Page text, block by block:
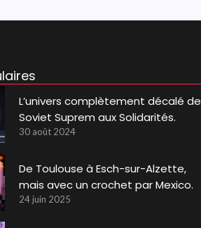
L’univers complètement décalé de
Soviet Suprem aux Solidarités.
30 août 2024
De Toulouse à Esch-sur-Alzette,
mais avec un crochet par Mexico.
24 juin 2025